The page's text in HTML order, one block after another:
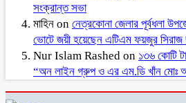
সংক্রান্ত সভা
মাহিন on নেত্রকোনা জেলার পূর্বধলা
ভোটে জয়ী হয়েছেন এটিএম ফয়জুর
Nur Islam Rashed on ১৩৬ কোটি
“অন লাইন গ্রুপ ও এর এম.ডি খাঁন মোঃ